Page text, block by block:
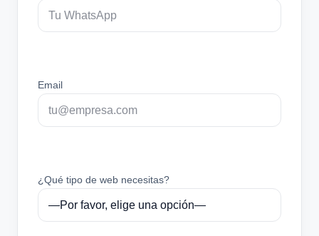
Email
¿Qué tipo de web necesitas?